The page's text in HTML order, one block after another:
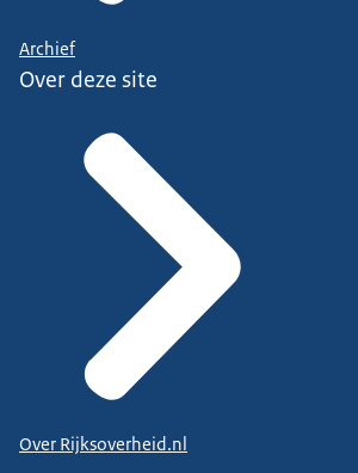
Archief
Over deze site
Over Rijksoverheid.nl